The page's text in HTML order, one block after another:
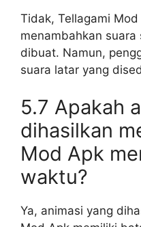
Tidak, Tellagami
menambahkan
dibuat. Namun,
suara latar yang
5.7 Apakah
dihasilkan
Mod Apk
waktu?
Ya, animasi yang